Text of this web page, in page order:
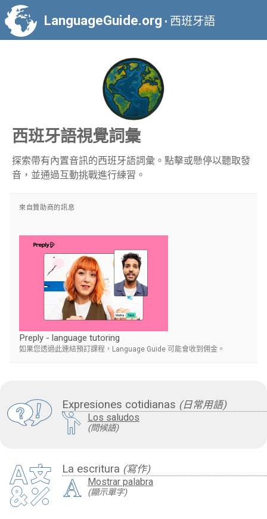
LanguageGuide.org • 西班牙語
西班牙語視覺詞彙
探索帶有內置音訊的西班牙語詞彙。點擊或懸停以聽取發
音，並通過互動挑戰進行練習。
Expresiones cotidianas (日常用語)
Los saludos
(問候語)
La escritura (寫作)
Mostrar palabra
(顯示單字)
來自贊助商的訊息
Preply - language tutoring
如果您透過此連結預訂課程，Language Guide 可能會收到佣金。